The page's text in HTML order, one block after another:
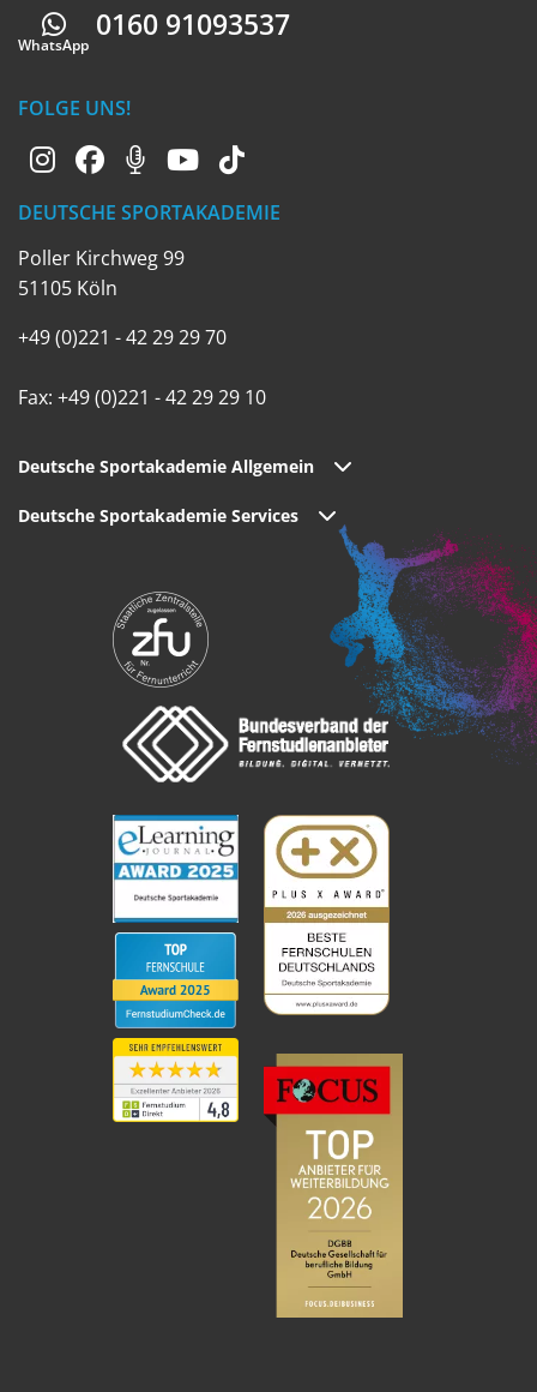
Whatsapp
WhatsApp
0160 91093537
FOLGE UNS!
DEUTSCHE SPORTAKADEMIE
Poller Kirchweg 99
51105 Köln
+49 (0)221 - 42 29 29 70
Fax: +49 (0)221 - 42 29 29 10
Deutsche Sportakademie Allgemein
Deutsche Sportakademie Services